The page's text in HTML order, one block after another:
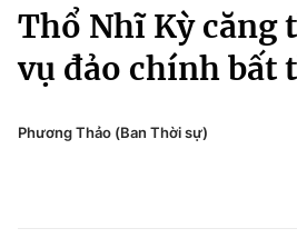
Chuyên mục
Chính trị
Kinh tế
Thể thao
Truyền hình
Y tế
Thổ Nhĩ Kỳ căng
vụ đảo chính bất
Phương Thảo (Ban Thời sự)